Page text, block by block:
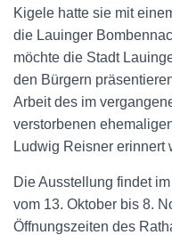
Kigele hatte sie mit
die Lauinger
möchte die Stadt
den Bürgern
Arbeit des im
verstorbenen
Ludwig Reisner erinnert
Die Ausstellung findet
vom 13. Oktober bis 8.
Öffnungszeiten des